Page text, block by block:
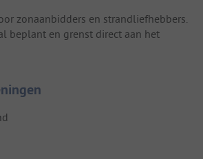
zonaanbidders en strandliefhebbers.
beplant en grenst direct aan het